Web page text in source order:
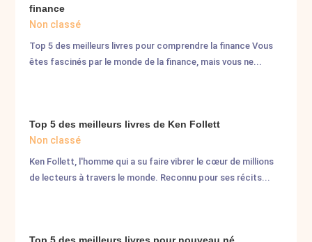
finance
Non classé
Top 5 des meilleurs livres pour comprendre la finance Vous
êtes fascinés par le monde de la finance, mais vous ne...
Top 5 des meilleurs livres de Ken Follett
Non classé
Ken Follett, l'homme qui a su faire vibrer le cœur de millions
de lecteurs à travers le monde. Reconnu pour ses récits...